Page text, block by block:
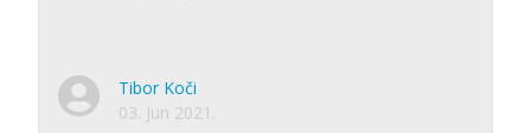
Tibor Koči
03. Jun 2021.